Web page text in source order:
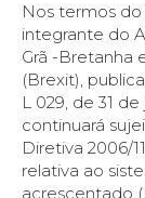
Nos termos
integrante do
Grã -Bretanha
(Brexit),
L 029, de 31
continuará
Diretiva 2006/
relativa ao
acrescentado